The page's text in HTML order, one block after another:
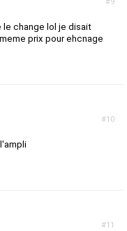
le change lol je disait
prix pour ehcnage
#10
#11